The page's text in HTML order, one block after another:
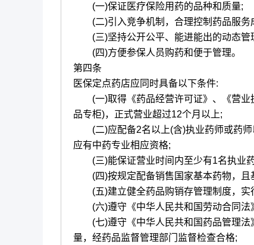
(一)保证医疗保险用药的品种和质量;
(二)引入竞争机制，合理控制药品服务
(三)坚持公开公平、能进能出的动态管
(四)方便参保人员购药和便于管理。
第四条
医保定点药店应同时具备以下条件:
(一)取得《药品经营许可证》、《营业
品专柜)，正式营业超过12个月以上;
(二)应配备2名以上(含)执业药师或药师
应有中药专业相应资格;
(三)能保证营业时间内至少有1名执业药
(四)按规定配备销售国家基本药物，且
(五)建立健全药品购销存管理制度，实
(六)遵守《中华人民共和国劳动合同法
(七)遵守《中华人民共和国药品管理法
量，经药品监督管理部门监督检查合格;